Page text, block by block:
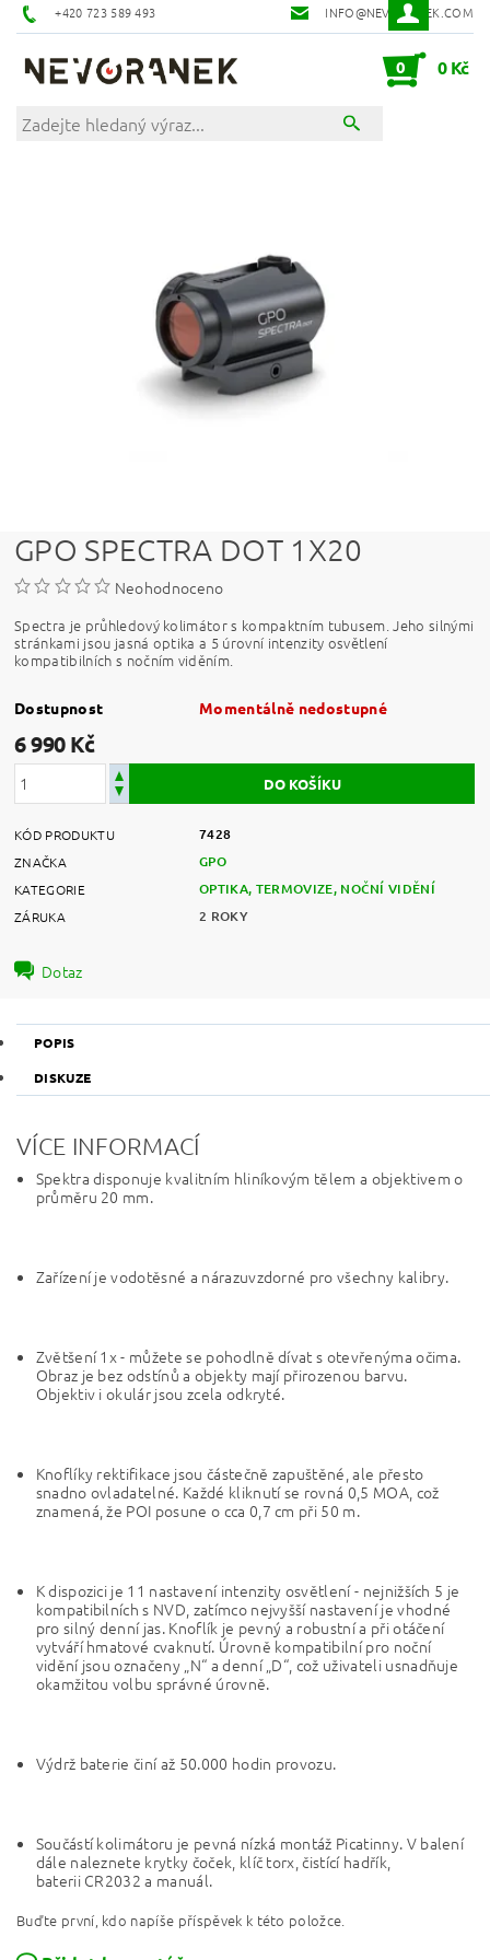
+420 723 589 493 INFO@NEVORANEK.COM
0 0 Kč
GPO SPECTRA DOT 1X20
Neohodnoceno
Spectra je průhledový kolimátor s kompaktním tubusem.Jeho silnými
stránkami jsou jasná optika a 5 úrovní intenzity osvětlení
kompatibilních s nočním viděním.
Dostupnost Momentálně nedostupné
6 990 Kč
KÓD PRODUKTU 7428
ZNAČKA GPO
KATEGORIE OPTIKA, TERMOVIZE, NOČNÍ VIDĚNÍ
ZÁRUKA 2 ROKY
Dotaz
POPIS
DISKUZE
VÍCE INFORMACÍ
Spektra disponuje kvalitním hliníkovým tělem a objektivem o
průměru 20 mm.
Zařízení je vodotěsné a nárazuvzdorné pro všechny kalibry.
Zvětšení 1x - můžete se pohodlně dívat s otevřenýma očima.
Obraz je bez odstínů a objekty mají přirozenou barvu.
Objektiv i okulár jsou zcela odkryté.
Knoflíky rektifikace jsou částečně zapuštěné, ale přesto
snadno ovladatelné. Každé kliknutí se rovná 0,5 MOA, což
znamená, že POI posune o cca 0,7 cm při 50 m.
K dispozici je 11 nastavení intenzity osvětlení - nejnižších 5 je
kompatibilních s NVD, zatímco nejvyšší nastavení je vhodné
pro silný denní jas. Knoflík je pevný a robustní a při otáčení
vytváří hmatové cvaknutí. Úrovně kompatibilní pro noční
vidění jsou označeny „N“ a denní „D“, což uživateli usnadňuje
okamžitou volbu správné úrovně.
Výdrž baterie činí až 50.000 hodin provozu.
Součástí kolimátoru je pevná nízká montáž Picatinny. V balení
dále naleznete krytky čoček, klíč torx, čistící hadřík,
baterii CR2032 a manuál.
Buďte první, kdo napíše příspěvek k této položce.